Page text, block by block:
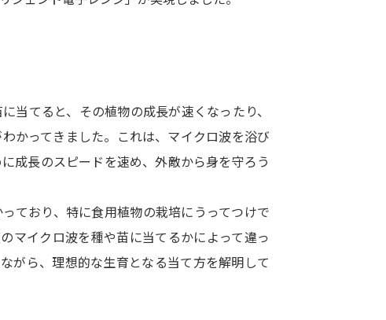
オープンキャンパスなどを調べる
実施プログラム
受験準備
志望校・出願校を調べる
併願校選び 受験スケジュールを立てよう
テレメール全国一斉進学調査
新生活お
当てると、その植物の成長が速くなったり、
かってきました。これは、マイクロ波を浴び
成長のスピードを速め、外敵から身を守ろう
ており、特に食用植物の栽培にうってつけで
マイクロ波を種や苗に当てるかによって違っ
がら、理想的な生育となる当て方を解明して